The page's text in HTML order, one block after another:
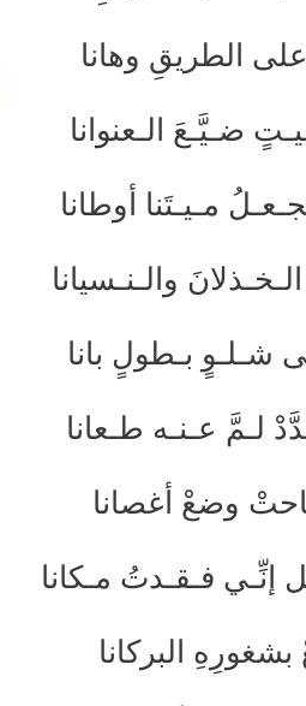
الطريقِ وهانا
ضـيَّـعَ الـعنوانا
مـيـتَنا أوطانا
والـنـسيانا
شـلـوٍ بـطولٍ بانا
لـمَّ عـنـه طـعانا
وضعْ أغصانا
إنِّـي فـقـدتُ مـكانا
البركانا